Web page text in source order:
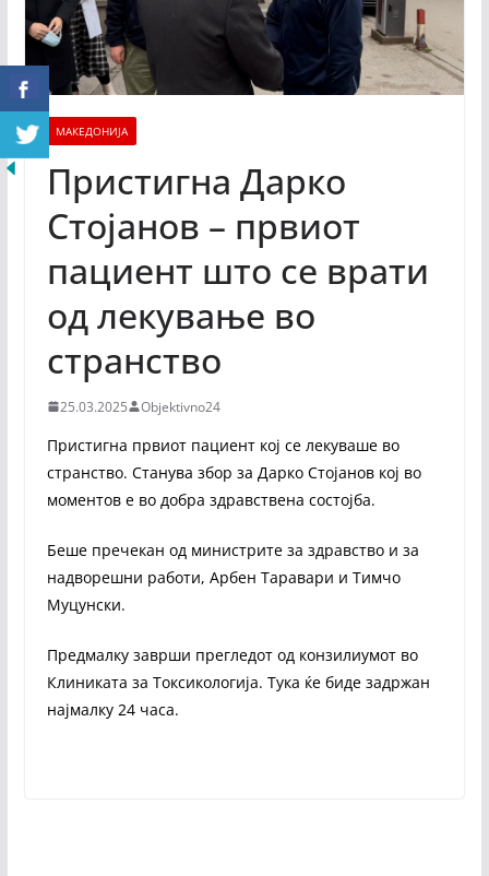
МАКЕДОНИЈА
Пристигна Дарко
Стојанов – првиот
пациент што се врати
од лекување во
странство
25.03.2025 Objektivno24
Пристигна првиот пациент кој се лекуваше во
странство. Станува збор за Дарко Стојанов кој во
моментов е во добра здравствена состојба.
Беше пречекан од министрите за здравство и за
надворешни работи, Арбен Таравари и Тимчо
Муцунски.
Предмалку заврши прегледот од конзилиумот во
Клиниката за Токсикологија. Тука ќе биде задржан
најмалку 24 часа.